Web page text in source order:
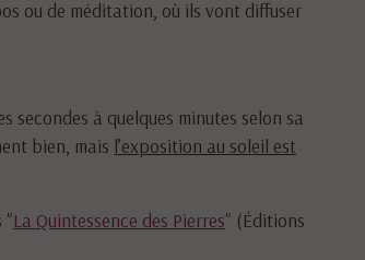
ou de méditation, où ils vont diffuser
secondes à quelques minutes selon sa
bien, mais l’exposition au soleil est
"La Quintessence des Pierres" (Éditions